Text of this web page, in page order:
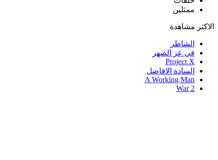
ممثلين
الاكثر مشاهدة
الشاطر
في عز الضهر
Project X
السادة الافاضل
A Working Man
War 2